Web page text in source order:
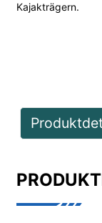
Kajakträgern.